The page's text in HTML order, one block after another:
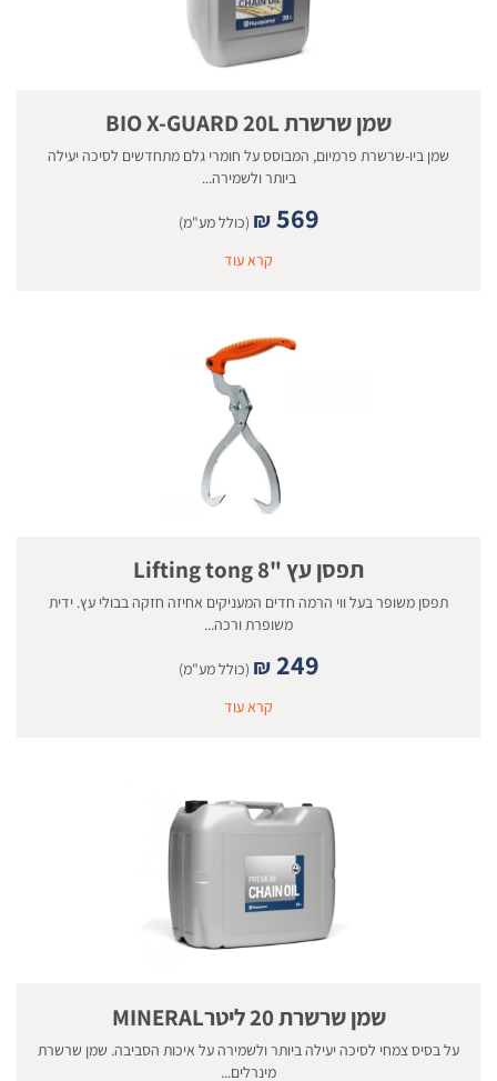
שמן שרשרת BIO X-GUARD 20L
שמן ביו-שרשרת פרמיום, המבוסס על חומרי גלם מתחדשים לסיכה יעילה
ביותר ולשמירה...
₪ 569
(כולל מע"מ)
קרא עוד
תפסן עץ "8 Lifting tong
תפסן משופר בעל ווי הרמה חדים המעניקים אחיזה חזקה בבולי עץ. ידית
משופרת ורכה...
₪ 249
(כולל מע"מ)
קרא עוד
שמן שרשרת 20 ליטרMINERAL
על בסיס צמחי לסיכה יעילה ביותר ולשמירה על איכות הסביבה. שמן שרשרת
מינרלים...